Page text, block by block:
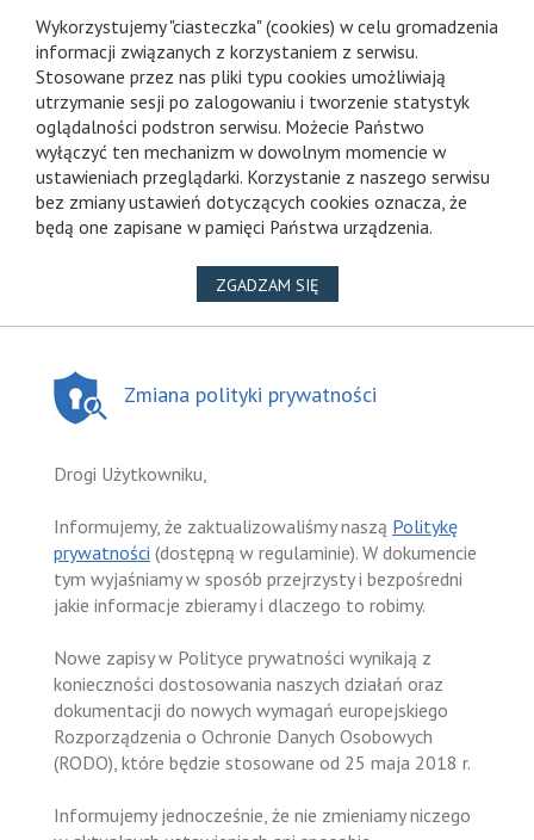
Wykorzystujemy "ciasteczka" (cookies) w celu gromadzenia
informacji związanych z korzystaniem z serwisu.
Stosowane przez nas pliki typu cookies umożliwiają
utrzymanie sesji po zalogowaniu i tworzenie statystyk
oglądalności podstron serwisu. Możecie Państwo
wyłączyć ten mechanizm w dowolnym momencie w
ustawieniach przeglądarki. Korzystanie z naszego serwisu
bez zmiany ustawień dotyczących cookies oznacza, że
będą one zapisane w pamięci Państwa urządzenia.
ZGADZAM SIĘNA WYKORZYSTANIE PLIKÓW
Zmiana polityki prywatności
Drogi Użytkowniku,
Informujemy, że zaktualizowaliśmy naszą Politykę
prywatności (dostępną w regulaminie). W dokumencie
tym wyjaśniamy w sposób przejrzysty i bezpośredni
jakie informacje zbieramy i dlaczego to robimy.
Nowe zapisy w Polityce prywatności wynikają z
konieczności dostosowania naszych działań oraz
dokumentacji do nowych wymagań europejskiego
Rozporządzenia o Ochronie Danych Osobowych
(RODO), które będzie stosowane od 25 maja 2018 r.
Informujemy jednocześnie, że nie zmieniamy niczego